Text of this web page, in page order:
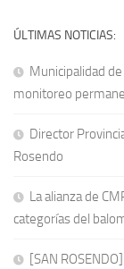
ÚLTIMAS NOTICIAS:
Municipalidad
monitoreo
Director
Rosendo
La alianza de
categorías del
[SAN